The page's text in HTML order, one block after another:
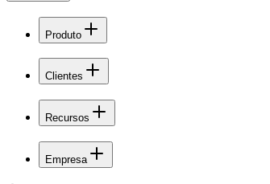
Produto
Clientes
Recursos
Empresa